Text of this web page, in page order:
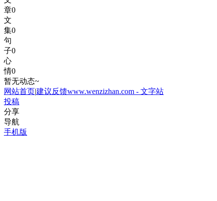
章0
文
集0
句
子0
心
情0
暂无动态~
网站首页|建议反馈www.wenzizhan.com - 文字站
投稿
分享
导航
手机版